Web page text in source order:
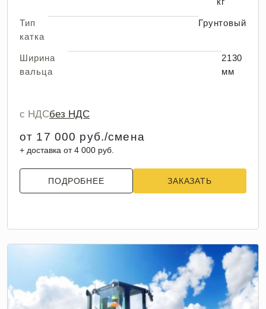
Тип
катка
Грунтовый
Ширина
вальца
2130
мм
с НДСбез НДС
от 17 000 руб./смена
+ доставка от 4 000 руб.
ПОДРОБНЕЕ ЗАКАЗАТЬ